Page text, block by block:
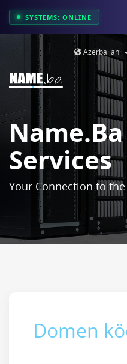
SYSTEMS: ONLINE
Azerbaijani
Services
Your Connection to
Domen